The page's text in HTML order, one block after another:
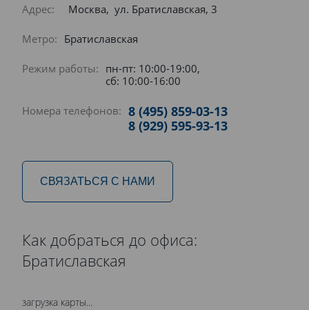
Адрес: Москва, ул. Братиславская, 3
Метро: Братиславская
Режим работы: пн-пт: 10:00-19:00,
сб: 10:00-16:00
Номера телефонов: 8 (495) 859-03-13
8 (929) 595-93-13
СВЯЗАТЬСЯ С НАМИ
Как добраться до офиса:
Братиславская
загрузка карты...